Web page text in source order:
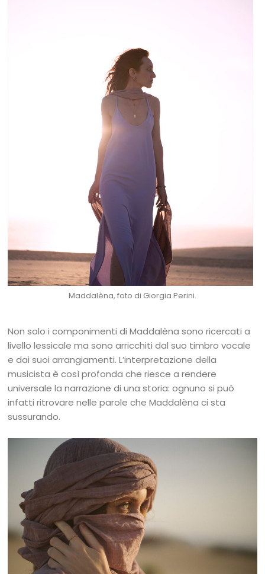
Maddalèna, foto di Giorgia Perini.
Non solo i componimenti di Maddalèna sono ricercati a
livello lessicale ma sono arricchiti dal suo timbro vocale
e dai suoi arrangiamenti. L’interpretazione della
musicista è così profonda che riesce a rendere
universale la narrazione di una storia: ognuno si può
infatti ritrovare nelle parole che Maddalèna ci sta
sussurando.